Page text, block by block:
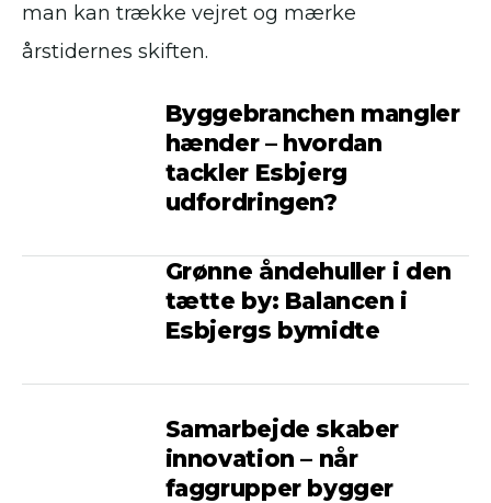
man kan trække vejret og mærke
årstidernes skiften.
Byggebranchen mangler
hænder – hvordan
tackler Esbjerg
udfordringen?
Grønne åndehuller i den
tætte by: Balancen i
Esbjergs bymidte
Samarbejde skaber
innovation – når
faggrupper bygger